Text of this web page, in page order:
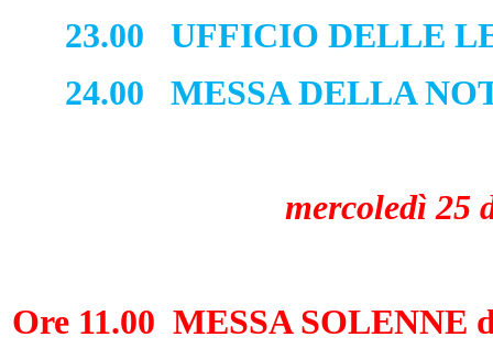
23.00 UFFICIO DELLE
24.00 MESSA DELLA
mercoledì 25
Ore 11.00 MESSA SOLENNE